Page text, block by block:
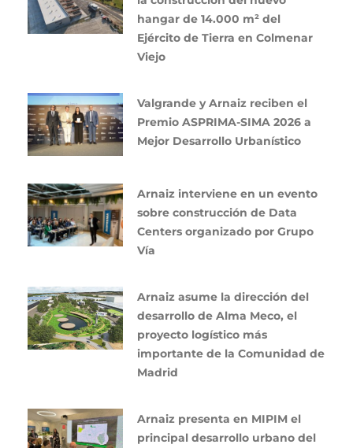
hangar de 14.000 m² del
Ejército de Tierra en Colmenar
Viejo
Valgrande y Arnaiz reciben el
Premio ASPRIMA-SIMA 2026 a
Mejor Desarrollo Urbanístico
Arnaiz interviene en un evento
sobre construcción de Data
Centers organizado por Grupo
Vía
Arnaiz asume la dirección del
desarrollo de Alma Meco, el
proyecto logístico más
importante de la Comunidad de
Madrid
Arnaiz presenta en MIPIM el
principal desarrollo urbano del